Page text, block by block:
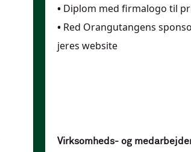
• Diplom med firmalogo til
• Red Orangutangens
jeres website
Virksomheds- og